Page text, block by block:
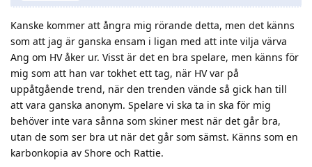
Kanske kommer att ångra mig rörande detta, men det känns
som att jag är ganska ensam i ligan med att inte vilja värva
Ang om HV åker ur. Visst är det en bra spelare, men känns för
mig som att han var tokhet ett tag, när HV var på
uppåtgående trend, när den trenden vände så gick han till
att vara ganska anonym. Spelare vi ska ta in ska för mig
behöver inte vara sånna som skiner mest när det går bra,
utan de som ser bra ut när det går som sämst. Känns som en
karbonkopia av Shore och Rattie.